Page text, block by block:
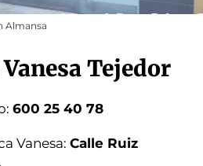
Almansa
Tejedor
600 25 40 78
Vanesa: Calle Ruiz